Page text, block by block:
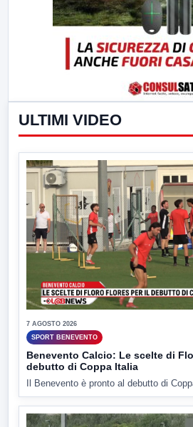
ULTIMI VIDEO
7 AGOSTO 2026
SPORT BENEVENTO
Benevento Calcio: Le scelte di
debutto di Coppa Italia
Il Benevento è pronto al debutto di